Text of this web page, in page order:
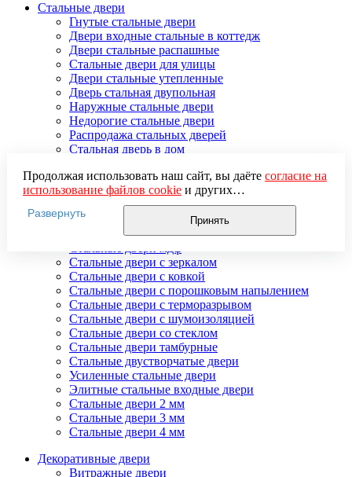
Стальные двери
Гнутые стальные двери
Двери входные стальные в коттедж
Двери стальные распашные
Стальные двери для улицы
Двери стальные утепленные
Дверь стальная двупольная
Наружные стальные двери
Недорогие стальные двери
Распродажа стальных дверей
Стальная дверь в дом
Стальные взломостойкие двери
Стальные входные двери в квартиру
Стальные двери в подъезд
Стальные двери внутреннего открывания
Стальные двери массив
Стальные двери с зеркалом
Стальные двери с ковкой
Стальные двери с порошковым напылением
Стальные двери с терморазрывом
Стальные двери с шумоизоляцией
Стальные двери со стеклом
Стальные двери тамбурные
Стальные двустворчатые двери
Усиленные стальные двери
Элитные стальные входные двери
Стальные двери 2 мм
Стальные двери 3 мм
Стальные двери 4 мм
Декоративные двери
Витражные двери
Продолжая использовать наш сайт, вы даёте согласие на
использование файлов cookieи других
пользовательских данных (включая IP-адрес, сведения о
местоположении, устройстве, действиях на сайте и т. п.)
для функционирования сайта, проведения
использования систем аналитики (например,
Яндекс.Метрика), в соответствии с нашей
обработки персональных данных.
Если вы не хотите, чтобы ваши данные обрабатывались,
настройте ограничения в браузере или покиньте сайт.
Развернуть
Принять